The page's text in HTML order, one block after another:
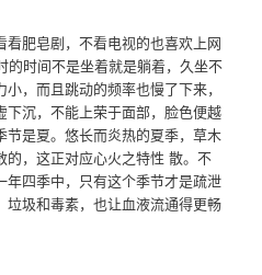
肥皂剧，不看电视的也喜欢上网
的时间不是坐着就是躺着，久坐不
，而且跳动的频率也慢了下来，
下沉，不能上荣于面部，脸色便越
是夏。悠长而炎热的夏季，草木
，这正对应心火之特性 散。不
四季中，只有这个季节才是疏泄
垃圾和毒素，也让血液流通得更畅